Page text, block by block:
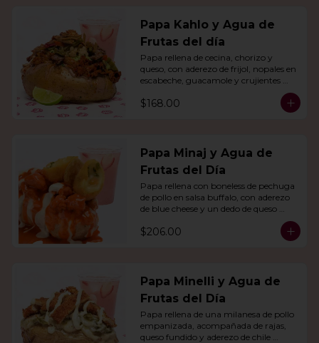
Papa Kahlo y Agua de
Frutas del día
Papa rellena de cecina, chorizo y
queso, con aderezo de frijol, nopales en
escabeche, guacamole y crujientes
$168.00
Papa Minaj y Agua de
Frutas del Día
Papa rellena con boneless de pechuga
de pollo en salsa buffalo, con aderezo
de blue cheese y un dedo de queso
relleno de jalapeño. Con agua del día.
$206.00
Papa Minelli y Agua de
Frutas del Día
Papa rellena de una milanesa de pollo
empanizada, acompañada de rajas,
queso fundido y aderezo de chile